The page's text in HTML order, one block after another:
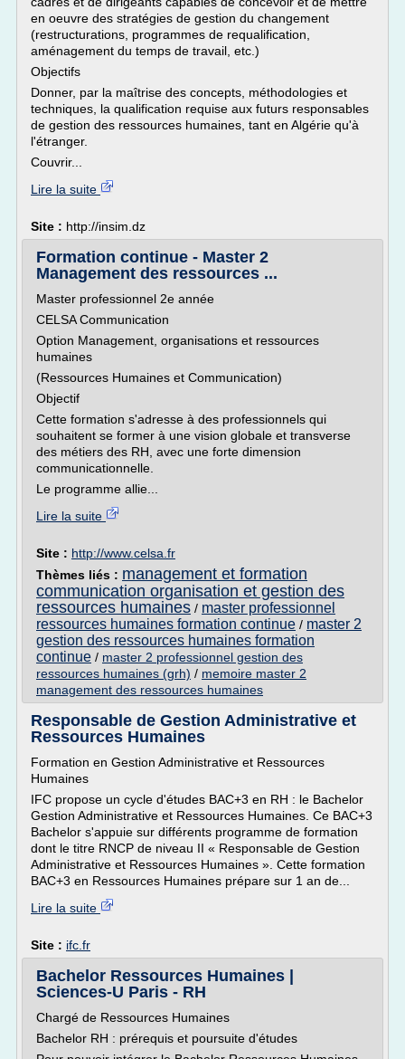
en oeuvre des stratégies de gestion du changement
(restructurations, programmes de requalification,
aménagement du temps de travail, etc.)
Objectifs
Donner, par la maîtrise des concepts, méthodologies et
techniques, la qualification requise aux futurs responsables
de gestion des ressources humaines, tant en Algérie qu'à
l'étranger.
Couvrir...
Lire la suite
Site : http://insim.dz
Formation continue - Master 2
Management des ressources ...
Master professionnel 2e année
CELSA Communication
Option Management, organisations et ressources
humaines
(Ressources Humaines et Communication)
Objectif
Cette formation s'adresse à des professionnels qui
souhaitent se former à une vision globale et transverse
des métiers des RH, avec une forte dimension
communicationnelle.
Le programme allie...
Lire la suite
Site : http://www.celsa.fr
Thèmes liés : management et formation
communication organisation et gestion des
ressources humaines / master professionnel
ressources humaines formation continue / master 2
gestion des ressources humaines formation
continue / master 2 professionnel gestion des
ressources humaines (grh) / memoire master 2
management des ressources humaines
Responsable de Gestion Administrative et
Ressources Humaines
Formation en Gestion Administrative et Ressources
Humaines
IFC propose un cycle d'études BAC+3 en RH : le Bachelor
Gestion Administrative et Ressources Humaines. Ce BAC+3
Bachelor s'appuie sur différents programme de formation
dont le titre RNCP de niveau II « Responsable de Gestion
Administrative et Ressources Humaines ». Cette formation
BAC+3 en Ressources Humaines prépare sur 1 an de...
Lire la suite
Site : ifc.fr
Bachelor Ressources Humaines |
Sciences-U Paris - RH
Chargé de Ressources Humaines
Bachelor RH : prérequis et poursuite d'études